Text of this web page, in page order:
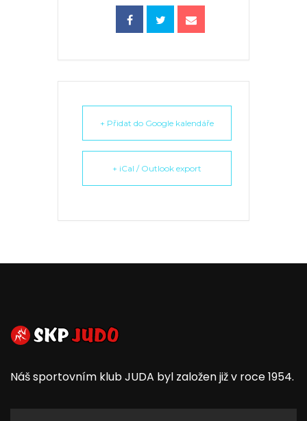
+ Přidat do Google kalendáře
+ iCal / Outlook export
Náš sportovním klub JUDA byl založen již v roce 1954.